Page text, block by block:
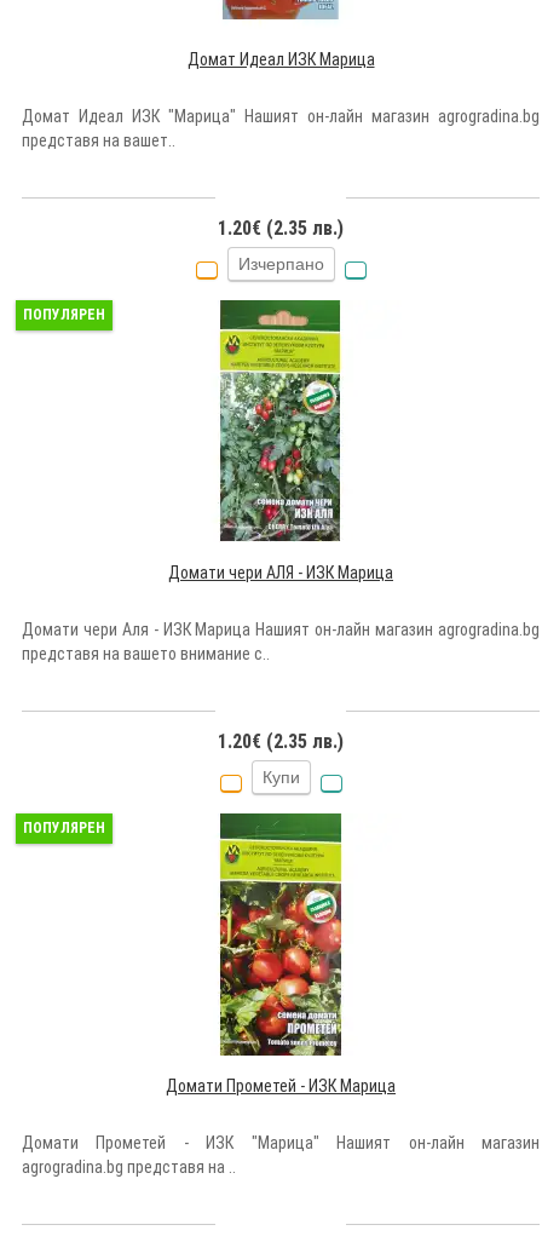
Домат Идеал ИЗК Марица
Домат Идеал ИЗК "Марица" Нашият он-лайн магазин agrogradina.bg
представя на вашет..
1.20€ (2.35 лв.)
Изчерпано
ПОПУЛЯРЕН
Домати чери АЛЯ - ИЗК Марица
Домати чери Аля - ИЗК Марица Нашият он-лайн магазин agrogradina.bg
представя на вашето внимание с..
1.20€ (2.35 лв.)
Купи
ПОПУЛЯРЕН
Домати Прометей - ИЗК Марица
Домати Прометей - ИЗК "Марица" Нашият он-лайн магазин
agrogradina.bg представя на ..